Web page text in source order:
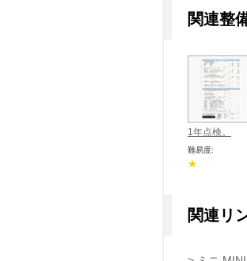
関連整
1年点検。
難易度:
★
関連リ